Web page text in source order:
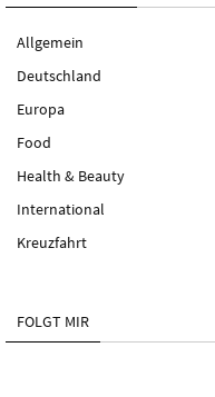
Allgemein
Deutschland
Europa
Food
Health & Beauty
International
Kreuzfahrt
FOLGT MIR